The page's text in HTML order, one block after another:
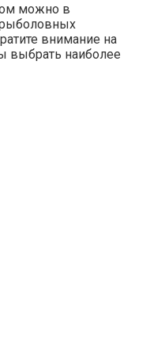
можно в
внимание на
выбрать наиболее